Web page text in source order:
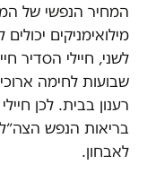
המחיר הנפשי של
מילואימניקים
לשני, חיילי הסדיר
שבועות לחימה
רענון בבית. לכן
בריאות הנפש
לאבחון.